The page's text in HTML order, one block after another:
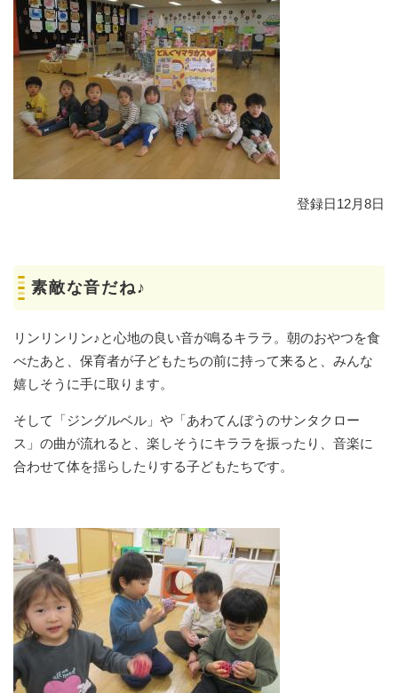
登録日12月8日
素敵な音だね♪
リンリンリン♪と心地の良い音が鳴るキララ。朝のおやつを食
べたあと、保育者が子どもたちの前に持って来ると、みんな
嬉しそうに手に取ります。
そして「ジングルベル」や「あわてんぼうのサンタクロー
ス」の曲が流れると、楽しそうにキララを振ったり、音楽に
合わせて体を揺らしたりする子どもたちです。